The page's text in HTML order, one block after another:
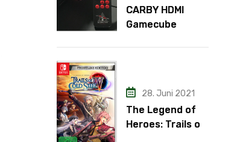
CARBY HDMI
Gamecube
28. Juni 2021
The Legend of
Heroes: Trails of